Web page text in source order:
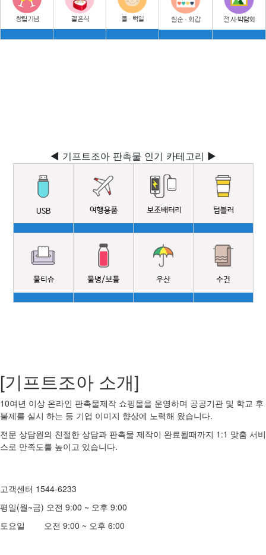
◀ 기프트조아 판촉물 인기 카테고리 ▶
[기프트조아 소개]
10여년 이상 온라인 판촉물제작 쇼핑몰을 운영하며 공공기관 및 학교 후
불제를 실시 하는 등 기업 이미지 향상에 노력해 왔습니다.
전문 상담원의 친절한 상담과 판촉물 제작이 완료될때까지 1:1 맞춤 서비
스로 만족도를 높이고 있습니다.
고객센터 1544-6233
평일(월~금) 오전 9:00 ~ 오후 9:00
토요일 오전 9:00 ~ 오후 6:00